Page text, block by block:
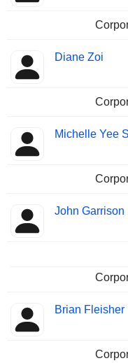
Diane Zoi
Michelle Yee
John Garrison
Brian Fleisher